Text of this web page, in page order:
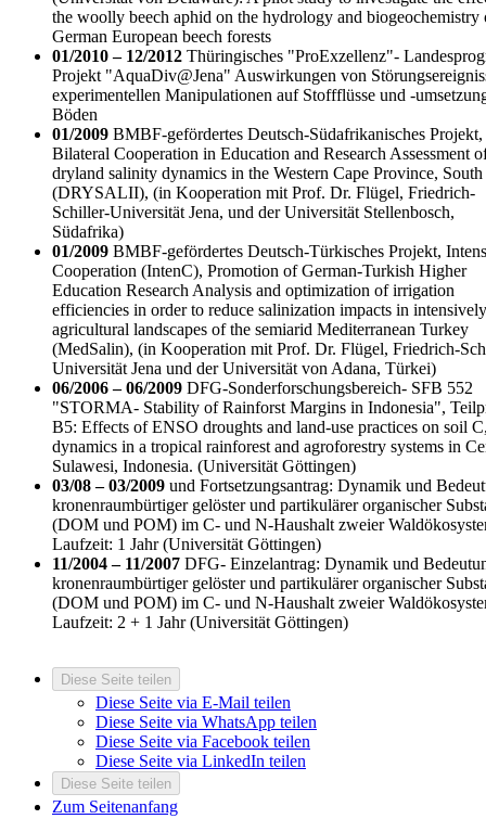
the woolly beech aphid on the hydrology and biogeochemistry
German European beech forests
01/2010 – 12/2012 Thüringisches "ProExzellenz"-
Projekt "AquaDiv@Jena" Auswirkungen von
experimentellen Manipulationen auf Stoffflüsse und -
Böden
01/2009 BMBF-gefördertes Deutsch-Südafrikanisches Projekt,
Bilateral Cooperation in Education and Research Assessment
dryland salinity dynamics in the Western Cape Province,
(DRYSALII), (in Kooperation mit Prof. Dr. Flügel, Friedrich-
Schiller-Universität Jena, und der Universität Stellenbosch,
Südafrika)
01/2009 BMBF-gefördertes Deutsch-Türkisches Projekt,
Cooperation (IntenC), Promotion of German-Turkish Higher
Education Research Analysis and optimization of irrigation
efficiencies in order to reduce salinization impacts in
agricultural landscapes of the semiarid Mediterranean Turkey
(MedSalin), (in Kooperation mit Prof. Dr. Flügel, Friedrich-
Universität Jena und der Universität von Adana, Türkei)
06/2006 – 06/2009 DFG-Sonderforschungsbereich- SFB 552
"STORMA- Stability of Rainforst Margins in Indonesia",
B5: Effects of ENSO droughts and land-use practices on soil
dynamics in a tropical rainforest and agroforestry systems in
Sulawesi, Indonesia. (Universität Göttingen)
03/08 – 03/2009 und Fortsetzungsantrag: Dynamik und
kronenraumbürtiger gelöster und partikulärer organischer
(DOM und POM) im C- und N-Haushalt zweier
Laufzeit: 1 Jahr (Universität Göttingen)
11/2004 – 11/2007 DFG- Einzelantrag: Dynamik und
kronenraumbürtiger gelöster und partikulärer organischer
(DOM und POM) im C- und N-Haushalt zweier
Laufzeit: 2 + 1 Jahr (Universität Göttingen)
Diese Seite teilen
Diese Seite via E-Mail teilen
Diese Seite via WhatsApp teilen
Diese Seite via Facebook teilen
Diese Seite via LinkedIn teilen
Diese Seite teilen
Zum Seitenanfang